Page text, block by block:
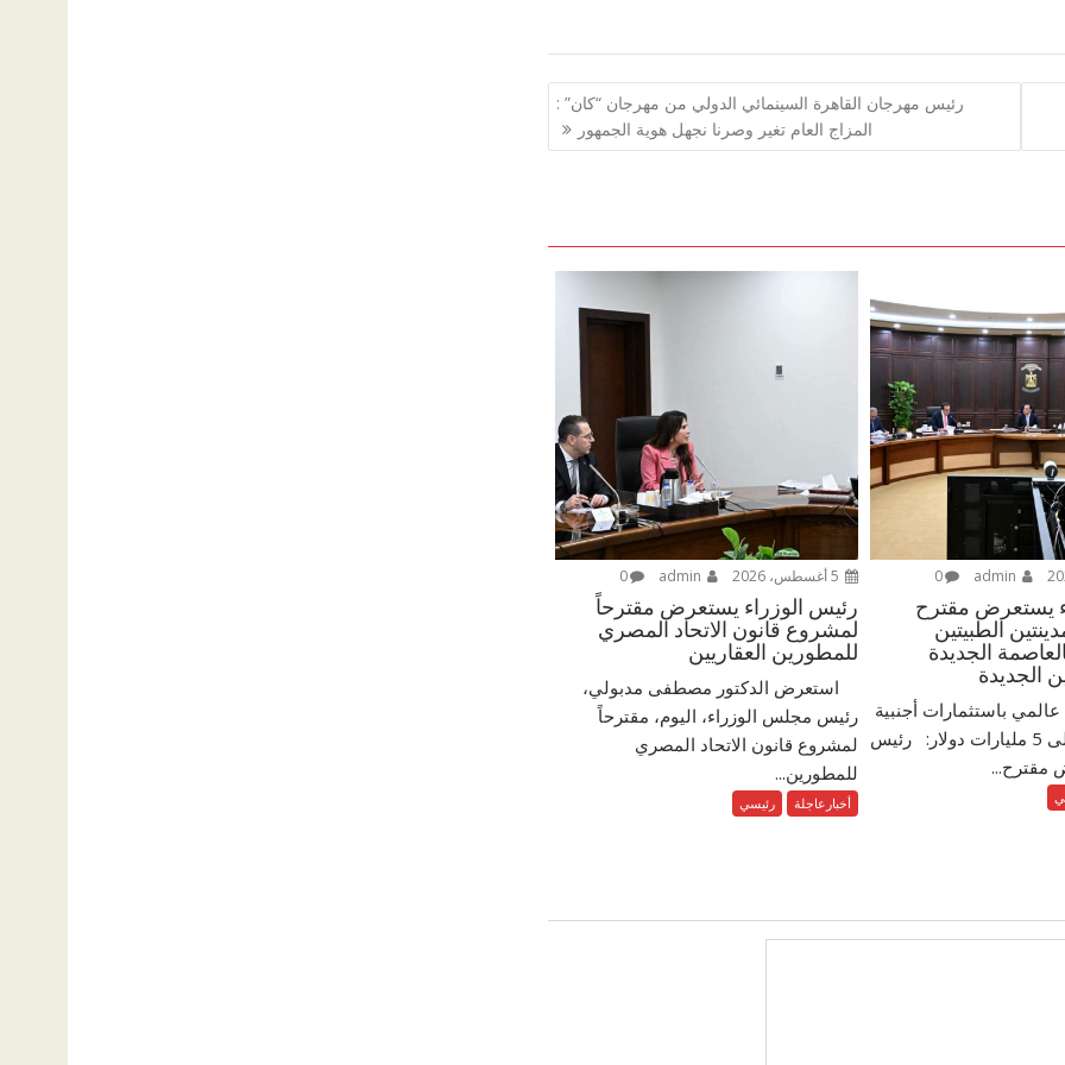
رئيس مهرجان القاهرة السينمائي الدولي من مهرجان “كان” :
المزاج العام تغير وصرنا نجهل هوية الجمهور
0
يستعرض مقترح
الطبيتين
الجديدة
الجديدة
باستثمارات أجنبية
مباشرة تزيد على 5 مليارات دولار: رئيس
مقترح...
0
رئيس الوزراء يستعرض مقترحاً
لمشروع قانون الاتحاد المصري
للمطورين العقاريين
استعرض الدكتور مصطفى مدبولي،
رئيس مجلس الوزراء، اليوم، مقترحاً
لمشروع قانون الاتحاد المصري
للمطورين...
أخبارعاجلة رئيسي